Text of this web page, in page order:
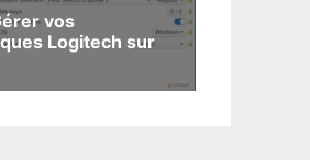
vos
Logitech sur